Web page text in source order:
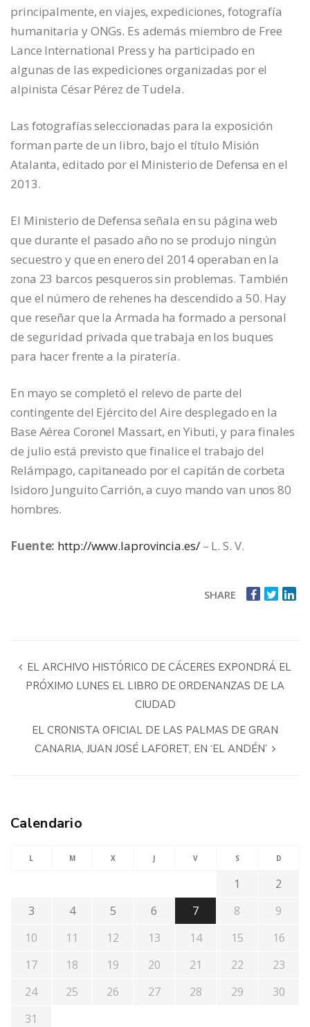
principalmente, en viajes, expediciones, fotografía
humanitaria y ONGs. Es además miembro de Free
Lance International Press y ha participado en
algunas de las expediciones organizadas por el
alpinista César Pérez de Tudela.
Las fotografías seleccionadas para la exposición
forman parte de un libro, bajo el título Misión
Atalanta, editado por el Ministerio de Defensa en el
2013.
El Ministerio de Defensa señala en su página web
que durante el pasado año no se produjo ningún
secuestro y que en enero del 2014 operaban en la
zona 23 barcos pesqueros sin problemas. También
que el número de rehenes ha descendido a 50. Hay
que reseñar que la Armada ha formado a personal
de seguridad privada que trabaja en los buques
para hacer frente a la piratería.
En mayo se completó el relevo de parte del
contingente del Ejército del Aire desplegado en la
Base Aérea Coronel Massart, en Yibuti, y para finales
de julio está previsto que finalice el trabajo del
Relámpago, capitaneado por el capitán de corbeta
Isidoro Junguito Carrión, a cuyo mando van unos 80
hombres.
Fuente: http://www.laprovincia.es/– L. S. V.
SHARE
EL ARCHIVO HISTÓRICO DE CÁCERES EXPONDRÁ EL
PRÓXIMO LUNES EL LIBRO DE ORDENANZAS DE LA
CIUDAD
EL CRONISTA OFICIAL DE LAS PALMAS DE GRAN
CANARIA, JUAN JOSÉ LAFORET, EN ‘EL ANDÉN’
Calendario
L M X J V S D
1
2
3
4 5 6 7 8
9
10
11 12 13 14 15
16
17
18 19 20 21 22
23
24
25 26 27 28 29
30
31